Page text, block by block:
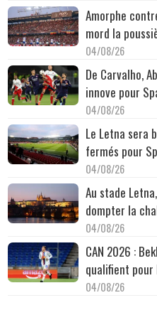
Amorphe
mord la
04/08/26
De Carvalho,
innove pour
04/08/26
Le Letna sera
fermés pour
04/08/26
Au stade
dompter la
04/08/26
CAN 2026 :
qualifient
04/08/26